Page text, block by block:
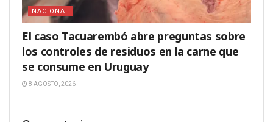
NACIONAL
El caso Tacuarembó abre preguntas sobre
los controles de residuos en la carne que
se consume en Uruguay
8 AGOSTO, 2026